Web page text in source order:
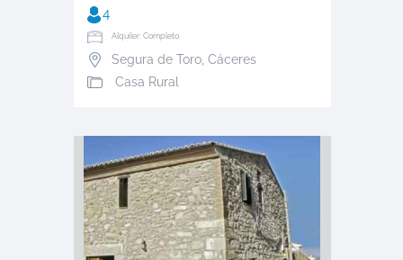
4
Alquiler: Completo
Segura de Toro, Cáceres
Casa Rural